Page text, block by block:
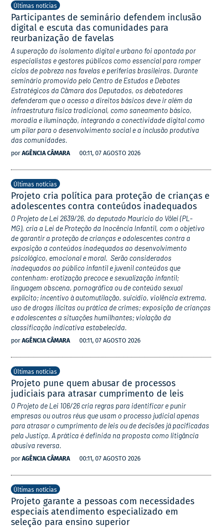
Últimas notícias
Participantes de seminário defendem inclusão
digital e escuta das comunidades para
reurbanização de favelas
A superação do isolamento digital e urbano foi apontada por
especialistas e gestores públicos como essencial para romper
ciclos de pobreza nas favelas e periferias brasileiras. Durante
seminário promovido pelo Centro de Estudos e Debates
Estratégicos da Câmara dos Deputados, os debatedores
defenderam que o acesso a direitos básicos deve ir além da
infraestrutura física tradicional, como saneamento básico,
moradia e iluminação, integrando a conectividade digital como
um pilar para o desenvolvimento social e a inclusão produtiva
das comunidades.
por AGÊNCIA CÂMARA 00:11, 07 AGOSTO 2026
Últimas notícias
Projeto cria política para proteção de crianças e
adolescentes contra conteúdos inadequados
O Projeto de Lei 2639/26, do deputado Mauricio do Vôlei (PL-
MG), cria a Lei de Proteção da Inocência Infantil, com o objetivo
de garantir a proteção de crianças e adolescentes contra a
exposição a conteúdos inadequados ao desenvolvimento
psicológico, emocional e moral. Serão considerados
inadequados ao público infantil e juvenil conteúdos que
contenham: erotização precoce e sexualização infantil;
linguagem obscena, pornográfica ou de conteúdo sexual
explícito; incentivo à automutilação, suicídio, violência extrema,
uso de drogas ilícitas ou prática de crimes; exposição de crianças
e adolescentes a situações humilhantes; violação da
classificação indicativa estabelecida.
por AGÊNCIA CÂMARA 00:11, 07 AGOSTO 2026
Últimas notícias
Projeto pune quem abusar de processos
judiciais para atrasar cumprimento de leis
O Projeto de Lei 106/26 cria regras para identificar e punir
empresas ou outros réus que usam o processo judicial apenas
para atrasar o cumprimento de leis ou de decisões já pacificadas
pela Justiça. A prática é definida na proposta como litigância
abusiva reversa.
por AGÊNCIA CÂMARA 00:11, 07 AGOSTO 2026
Últimas notícias
Projeto garante a pessoas com necessidades
especiais atendimento especializado em
seleção para ensino superior